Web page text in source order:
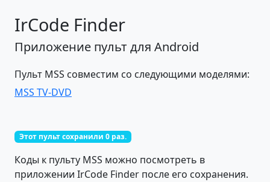
IrCode Finder
Приложение пульт для Android
Пульт MSS совместим со следующими моделями:
MSS TV-DVD
Этот пульт сохранили 0 раз.
Коды к пульту MSS можно посмотреть в
приложении IrCode Finder после его сохранения.